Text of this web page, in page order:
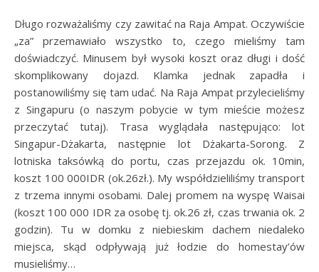
Długo rozważaliśmy czy zawitać na Raja Ampat. Oczywiście
„za” przemawiało wszystko to, czego mieliśmy tam
doświadczyć. Minusem był wysoki koszt oraz długi i dość
skomplikowany dojazd. Klamka jednak zapadła i
postanowiliśmy się tam udać. Na Raja Ampat przylecieliśmy
z Singapuru (o naszym pobycie w tym mieście możesz
przeczytać tutaj). Trasa wyglądała następująco: lot
Singapur-Dżakarta, następnie lot Dżakarta-Sorong. Z
lotniska taksówką do portu, czas przejazdu ok. 10min,
koszt 100 000IDR (ok.26zł.). My współdzieliliśmy transport
z trzema innymi osobami. Dalej promem na wyspę Waisai
(koszt 100 000 IDR za osobę tj. ok.26 zł, czas trwania ok. 2
godzin). Tu w domku z niebieskim dachem niedaleko
miejsca, skąd odpływają już łodzie do homestay’ów
musieliśmy…